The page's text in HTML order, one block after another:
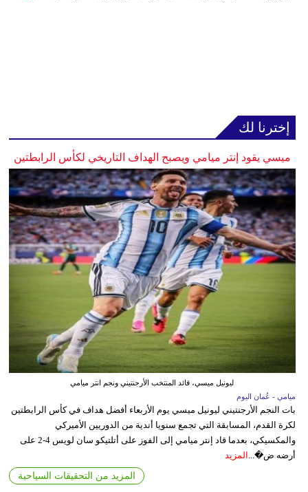
إخترنا لك
ميسي يقود إنتر ميامي ويصبح الهداف التاريخي لكأس الرابطتين
ليونيل ميسي، قائد المنتخب الأرجنتيني ونجم انتر ميامي
ميامي - عُمان اليوم
بات النجم الأرجنتيني ليونيل ميسي يوم الأربعاء أفضل هداف في كأس الرابطتين
لكرة القدم، المسابقة التي تجمع سنويا أندية من الدوريين الأميركي
والمكسيكي، بعدما قاد إنتر ميامي إلى الفوز على أتلتيكو سان لويس 4-2 على
أرضه ض�... المزيد
المزيد من التحقيقات السياحية